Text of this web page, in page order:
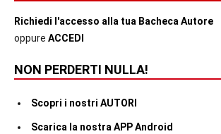
Richiedi l'accesso alla tua Bacheca Autore
oppure ACCEDI
NON PERDERTI NULLA!
Scopri i nostri AUTORI
Scarica la nostra APP Android